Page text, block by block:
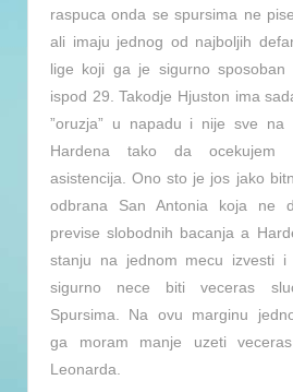
raspuca onda se spursima ne
ali imaju jednog od najboljih
lige koji ga je sigurno sposoban
ispod 29. Takodje Hjuston ima
”oruzja” u napadu i nije sve na
Hardena tako da
asistencija. Ono sto je jos jako
odbrana San Antonia koja ne
previse slobodnih bacanja a
stanju na jednom mecu izvesti i
sigurno nece biti veceras
Spursima. Na ovu marginu
ga moram manje uzeti
Leonarda.